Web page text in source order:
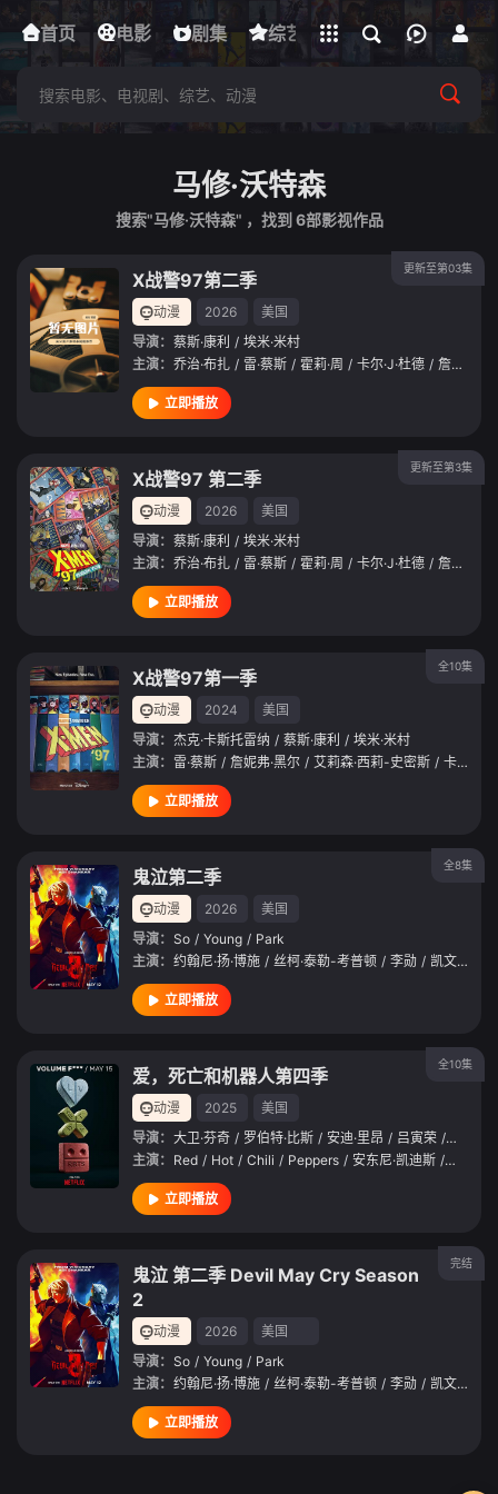
首页 电影 剧集 综艺 动漫 短剧
下载客户端
立即登录
马修·沃特森
搜索"马修·沃特森" ，找到 6部影视作品
更新至第03集
X战警97第二季
动漫 2026
美国
导演： 蔡斯·康利 / 埃米·米村
主演： 乔治·布扎 / 雷·蔡斯 / 霍莉·周 / 卡尔·J·杜德 / 詹妮弗·黑尔
立即播放
更新至第3集
X战警97 第二季
动漫 2026
美国
导演： 蔡斯·康利 / 埃米·米村
主演： 乔治·布扎 / 雷·蔡斯 / 霍莉·周 / 卡尔·J·杜德 / 詹妮弗·黑尔
立即播放
全10集
X战警97第一季
动漫 2024
美国
导演： 杰克·卡斯托雷纳 / 蔡斯·康利 / 埃米·米村
主演： 雷·蔡斯 / 詹妮弗·黑尔 / 艾莉森·西莉-史密斯 / 卡尔·J·杜德
立即播放
全8集
鬼泣第二季
动漫 2026
美国
导演： So / Young / Park
主演： 约翰尼·扬·博施 / 丝柯·泰勒-考普顿 / 李勋 / 凯文·康瑞
立即播放
全10集
爱，死亡和机器人第四季
动漫 2025
美国
导演： 大卫·芬奇 / 罗伯特·比斯 / 安迪·里昂 / 吕寅荣 / 罗伯特·
主演： Red / Hot / Chili / Peppers / 安东尼·凯迪斯 / 弗利
立即播放
完结
鬼泣 第二季 Devil May Cry Season
2
动漫 2026
美国
导演： So / Young / Park
主演： 约翰尼·扬·博施 / 丝柯·泰勒-考普顿 / 李勋 / 凯文·康瑞
立即播放